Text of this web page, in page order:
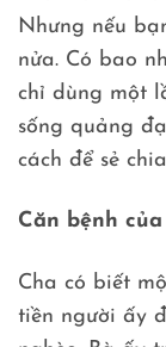
Nhưng nếu
nửa. Có bao
chỉ dùng một
sống quảng
cách để sẻ
Căn bệnh
Cha có biết
tiền người ấy